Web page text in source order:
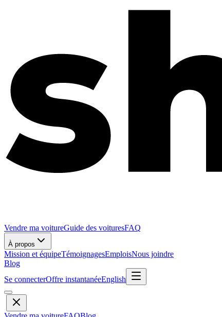
Vendre ma voitureGuide des voituresFAQ
À propos
Mission et équipeTémoignagesEmploisNous joindre
Blog
Se connecterOffre instantanéeEnglish